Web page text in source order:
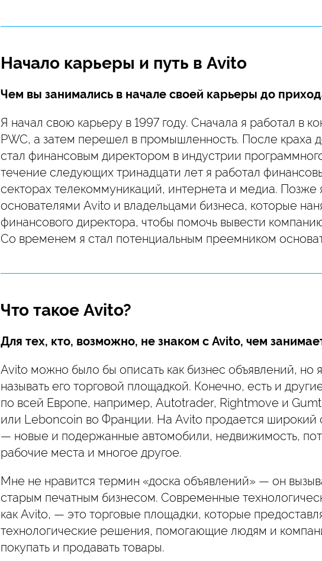
Начало карьеры и путь в Avito
Чем вы занимались в начале своей карьеры до
Я начал свою карьеру в 1997 году. Сначала я работал в
PWC, а затем перешел в промышленность. После краха
стал финансовым директором в индустрии
течение следующих тринадцати лет я работал
секторах телекоммуникаций, интернета и медиа. Позже
основателями Avito и владельцами бизнеса, которые
финансового директора, чтобы помочь вывести
Со временем я стал потенциальным преемником
Что такое Avito?
Для тех, кто, возможно, не знаком с Avito, чем
Avito можно было бы описать как бизнес объявлений, но
называть его торговой площадкой. Конечно, есть и
по всей Европе, например, Autotrader, Rightmove и
или Leboncoin во Франции. На Avito продается широкий
— новые и подержанные автомобили, недвижимость,
рабочие места и многое другое.
Мне не нравится термин «доска объявлений» — он
старым печатным бизнесом. Современные
как Avito, — это торговые площадки, которые
технологические решения, помогающие людям и
покупать и продавать товары.